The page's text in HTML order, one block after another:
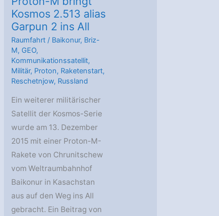
Kosmos 2.513 alias
Garpun 2 ins All
Raumfahrt / Baikonur, Briz-
M, GEO,
Kommunikationssatellit,
Militär, Proton, Raketenstart,
Reschetnjow, Russland
Ein weiterer militärischer
Satellit der Kosmos-Serie
wurde am 13. Dezember
2015 mit einer Proton-M-
Rakete von Chrunitschew
vom Weltraumbahnhof
Baikonur in Kasachstan
aus auf den Weg ins All
gebracht. Ein Beitrag von